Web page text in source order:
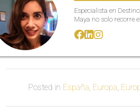
Especialista en
Maya no solo recorre
Posted in España, Europa,